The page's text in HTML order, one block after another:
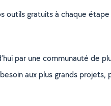
outils gratuits à chaque
par une communauté de
aux plus grands projets,